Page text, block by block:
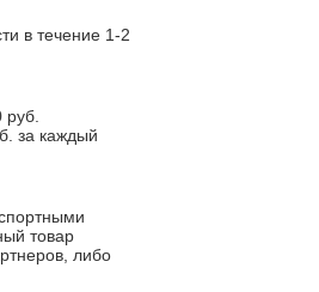
в течение 1-2
за каждый
товар
либо